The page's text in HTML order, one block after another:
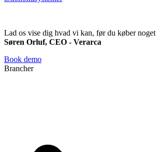
Lad os vise dig hvad vi kan, før du køber noget
Søren Orluf, CEO - Verarca
Book demo
Brancher